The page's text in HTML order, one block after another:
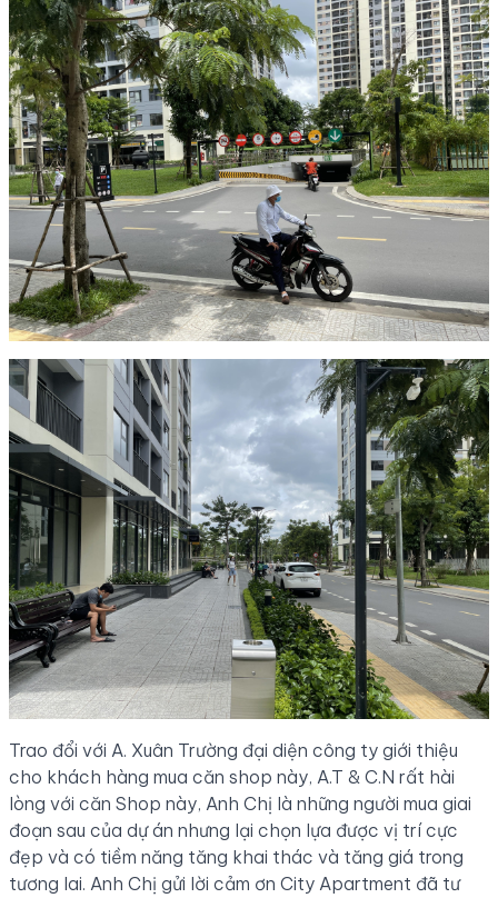
Trao đổi với A. Xuân Trường đại diện công ty giới thiệu
cho khách hàng mua căn shop này, A.T & C.N rất hài
lòng với căn Shop này, Anh Chị là những người mua giai
đoạn sau của dự án nhưng lại chọn lựa được vị trí cực
đẹp và có tiềm năng tăng khai thác và tăng giá trong
tương lai. Anh Chị gửi lời cảm ơn City Apartment đã tư